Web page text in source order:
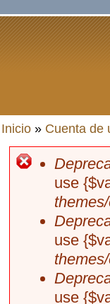
Usted está aquí
Inicio» Cuenta de
Mensaje
use
use
use